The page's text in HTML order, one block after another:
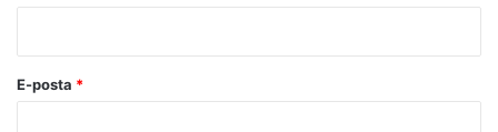
E-posta *